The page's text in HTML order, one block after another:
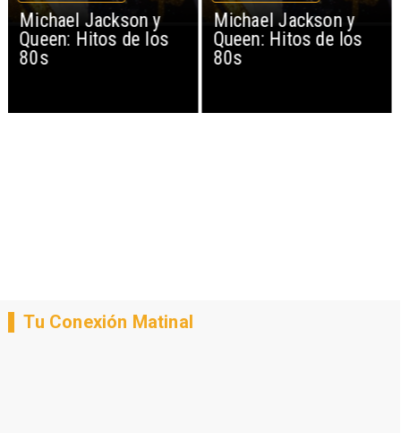
Michael Jackson y
Queen: Hitos de los
80s
Michael Jackson y
Queen: Hitos de los
80s
Tu Conexión Matinal